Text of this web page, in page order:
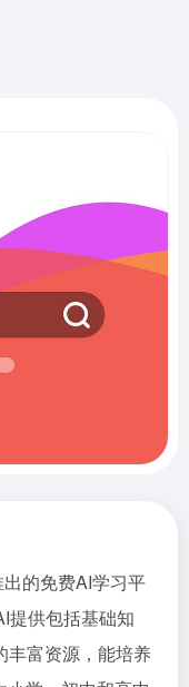
的免费AI学习平
提供包括基础知
丰富资源，能培养